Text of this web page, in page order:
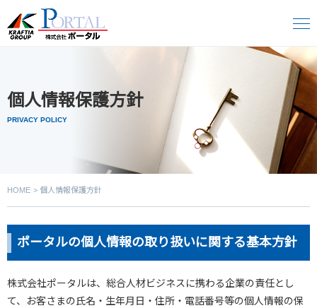
個人情報保護方針
PRIVACY POLICY
HOME 個人情報保護方針
ポータルの個人情報の取り扱いに関する基本方針
株式会社ポータルは、総合人材ビジネスに携わる企業の責任とし
て、お客さまの氏名・生年月日・住所・電話番号等の個人情報の保